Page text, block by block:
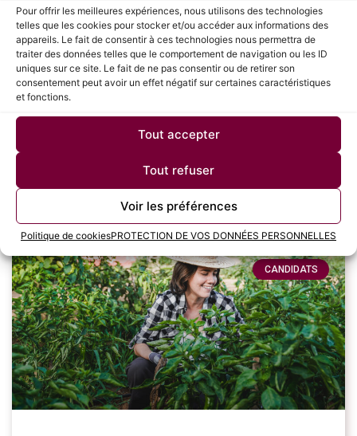
Pour offrir les meilleures expériences, nous utilisons des technologies
telles que les cookies pour stocker et/ou accéder aux informations des
appareils. Le fait de consentir à ces technologies nous permettra de
traiter des données telles que le comportement de navigation ou les ID
uniques sur ce site. Le fait de ne pas consentir ou de retirer son
consentement peut avoir un effet négatif sur certaines caractéristiques
et fonctions.
Tout accepter
Tout refuser
Voir les préférences
Politique de cookiesPROTECTION DE VOS DONNÉES PERSONNELLES
négociation salariale : Guide complet
pour les candidats
La négociation salariale est une étape cruciale dans le
processus de recrutement, souvent redoutée par de
nombreux candidats. Savoir défendre sa valeur et
obtenir une rémunération juste peut avoir un
CANDIDATS